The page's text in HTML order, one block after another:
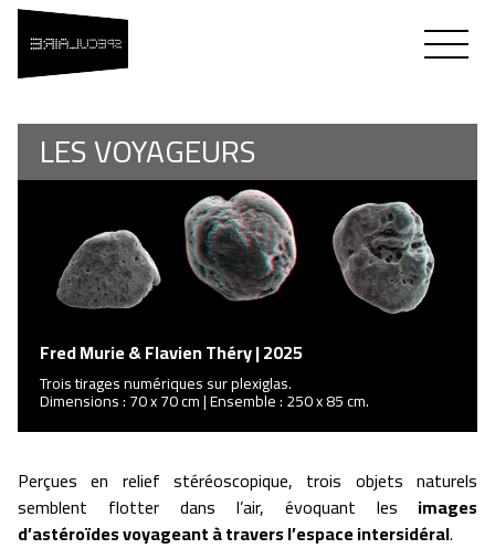
SPÉCULAIRE
LES VOYAGEURS
Fred Murie & Flavien Théry | 2025
Trois tirages numériques sur plexiglas.
Dimensions : 70 x 70 cm | Ensemble : 250 x 85 cm.
Perçues en relief stéréoscopique, trois objets naturels
semblent flotter dans l’air, évoquant les images
d’astéroïdes voyageant à travers l’espace intersidéral.